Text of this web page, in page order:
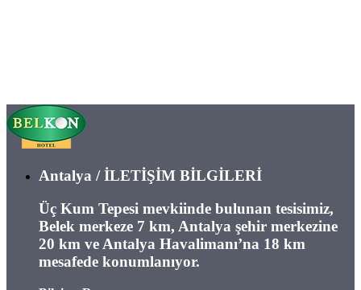
Antalya / İLETİŞİM BİLGİLERİ
Üç Kum Tepesi mevkiinde bulunan tesisimiz,
Belek merkeze 7 km, Antalya şehir merkezine
20 km ve Antalya Havalimanı’na 18 km
mesafede konumlanıyor.